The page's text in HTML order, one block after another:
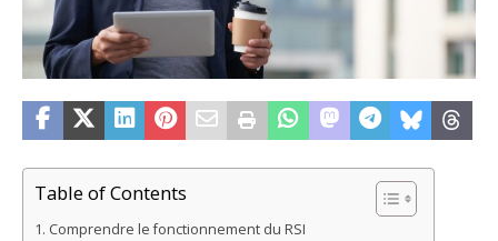
Table of Contents
Comprendre le fonctionnement du RSI